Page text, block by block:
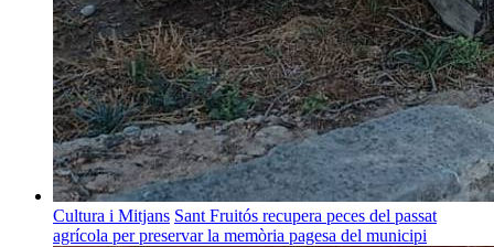
Cultura i Mitjans Sant Fruitós recupera peces del passat
agrícola per preservar la memòria pagesa del municipi